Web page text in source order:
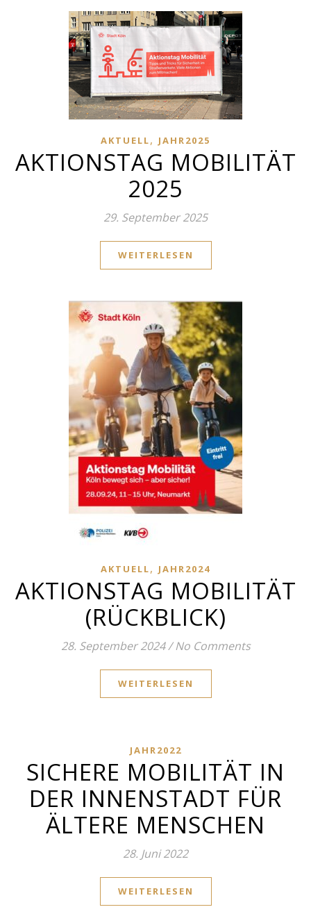
AKTUELL, JAHR2025
AKTIONSTAG MOBILITÄT
2025
29. September 2025
WEITERLESEN
AKTUELL, JAHR2024
AKTIONSTAG MOBILITÄT
(RÜCKBLICK)
28. September 2024 / No Comments
WEITERLESEN
JAHR2022
SICHERE MOBILITÄT IN
DER INNENSTADT FÜR
ÄLTERE MENSCHEN
28. Juni 2022
WEITERLESEN